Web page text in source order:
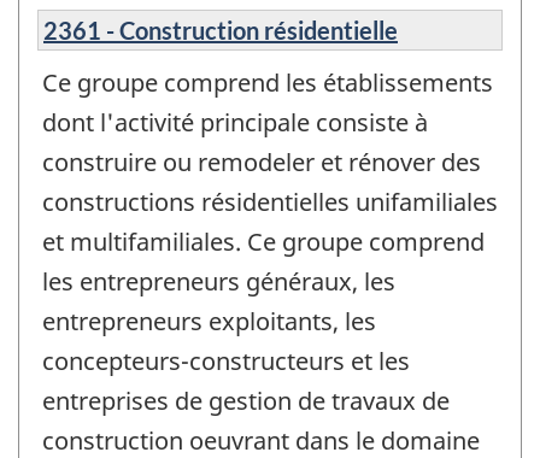
2361 - Construction résidentielle
Ce groupe comprend les établissements
dont l'activité principale consiste à
construire ou remodeler et rénover des
constructions résidentielles unifamiliales
et multifamiliales. Ce groupe comprend
les entrepreneurs généraux, les
entrepreneurs exploitants, les
concepteurs-constructeurs et les
entreprises de gestion de travaux de
construction oeuvrant dans le domaine